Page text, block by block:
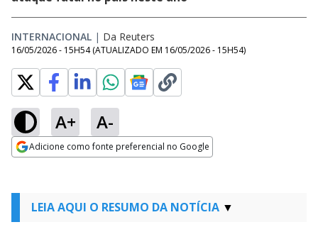
INTERNACIONAL | Da Reuters
16/05/2026 - 15H54 (ATUALIZADO EM 16/05/2026 - 15H54)
A+ A-
Adicione como fonte preferencial no Google
LEIA AQUI O RESUMO DA NOTÍCIA